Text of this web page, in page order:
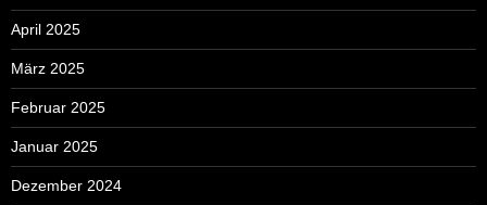
April 2025
März 2025
Februar 2025
Januar 2025
Dezember 2024